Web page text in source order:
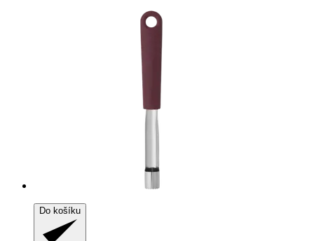
Do košíku